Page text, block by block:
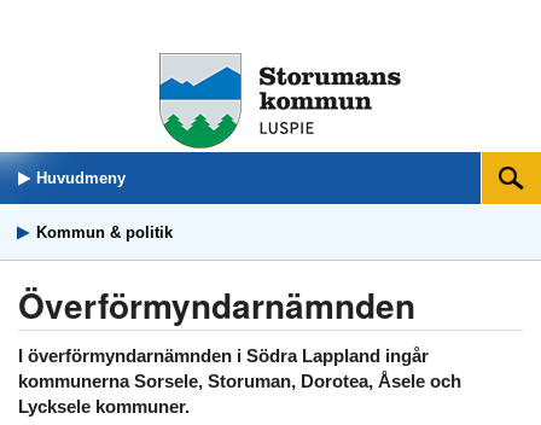
Huvudmeny Sök
Kommun & politik
Överförmyndarnämnden
I överförmyndarnämnden i Södra Lappland ingår
kommunerna Sorsele, Storuman, Dorotea, Åsele och
Lycksele kommuner.